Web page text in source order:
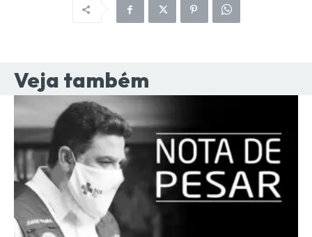
Veja também